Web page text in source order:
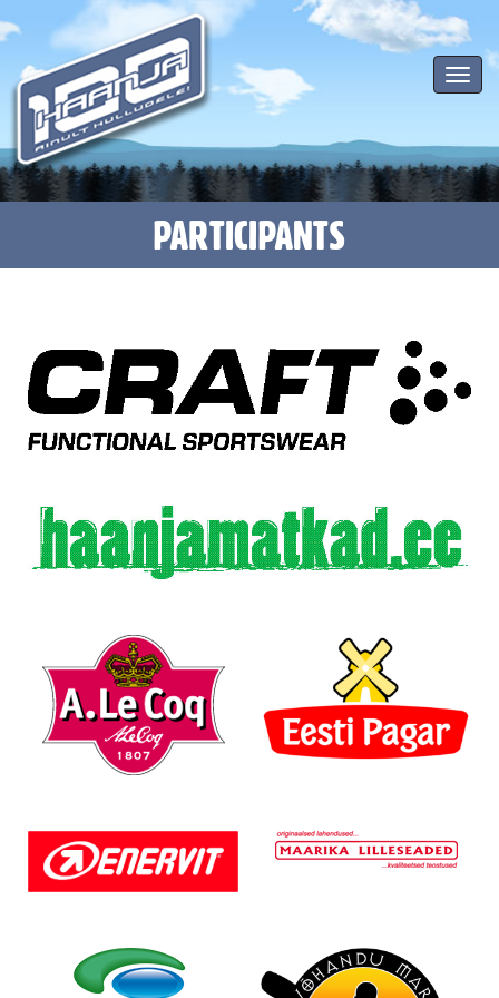
Toggle
PARTICIPANTS